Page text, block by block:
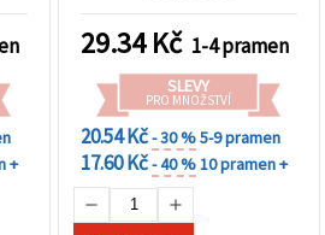
+
výrazným leskem ~190 ks
29.34Kč 1-4 pramen
SLEVY
PRO MNOŽSTVÍ
20.54 Kč- 30 %5-9 pramen
17.60 Kč- 40 %10 pramen +